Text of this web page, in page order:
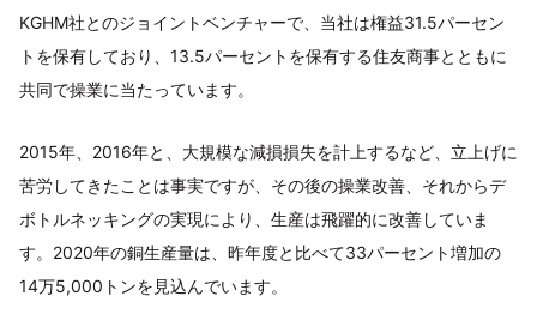
KGHM社とのジョイントベンチャーで、当社は権益31.5パーセン
トを保有しており、13.5パーセントを保有する住友商事とともに
共同で操業に当たっています。
2015年、2016年と、大規模な減損損失を計上するなど、立上げに
苦労してきたことは事実ですが、その後の操業改善、それからデ
ボトルネッキングの実現により、生産は飛躍的に改善していま
す。2020年の銅生産量は、昨年度と比べて33パーセント増加の
14万5,000トンを見込んでいます。